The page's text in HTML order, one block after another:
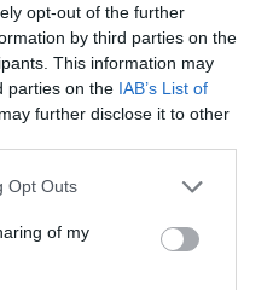
opt-out of the further
by third parties on the
This information may
parties on the IAB’s List of
further disclose it to other
Opt Outs
of my